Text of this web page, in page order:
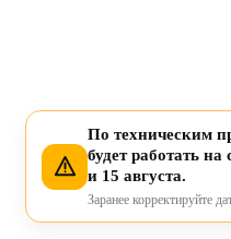
По техническим
будет работать
и 15 августа.
Заранее корректируйте